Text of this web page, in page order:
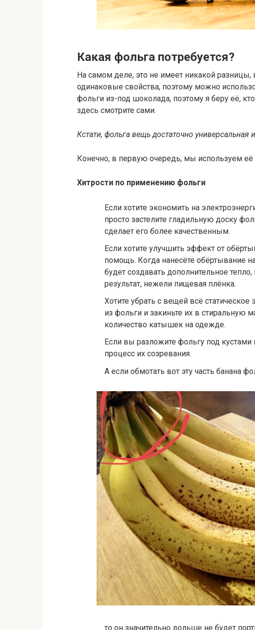
Какая фольга потребуется?
На самом деле, это не имеет никакой разницы,
одинаковые свойства, поэтому можно
фольги из-под шоколада, поэтому я беру её,
здесь смотрите сами.
Кстати, фольга вещь достаточно универсальная
Конечно, в первую очередь, мы используем её
Хитрости по применению фольги
Если хотите экономить на
просто застелите гладильную доску
сделает его более качественным.
Если хотите улучшить эффект от
помощь. Когда нанесёте обёртывание
будет создавать дополнительное
результат, нежели пищевая плёнка.
Хотите убрать с вещей всё
из фольги и закиньте их в
количество катышек на одежде.
Если вы разложите фольгу под кустами
процесс их созревания.
А если обмотать вот эту часть банана
то он значительно дольше не будет